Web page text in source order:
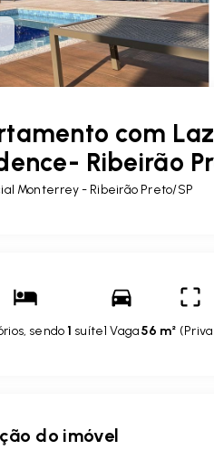
com
Ribeirão
Monterrey - Ribeirão Preto/SP
sendo1 suíte1 Vaga56 m² (
do imóvel